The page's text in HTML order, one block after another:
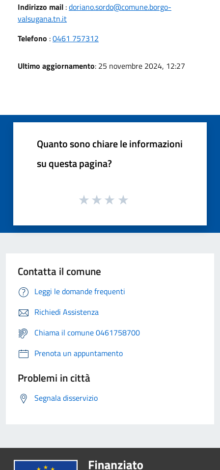
Indirizzo mail :doriano.sordo@comune.borgo-
valsugana.tn.it
Telefono :0461 757312
Ultimo aggiornamento: 25 novembre 2024, 12:27
Quanto sono chiare le informazioni
su questa pagina?
Contatta il comune
Leggi le domande frequenti
Richiedi Assistenza
Chiama il comune 0461758700
Prenota un appuntamento
Problemi in città
Segnala disservizio